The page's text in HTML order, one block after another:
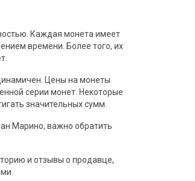
Каждая монета имеет
времени. Более того, их
Цены на монеты
серии монет. Некоторые
значительных сумм.
Марино, важно обратить
и отзывы о продавце,